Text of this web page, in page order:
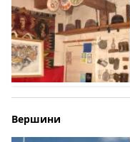
Вершини